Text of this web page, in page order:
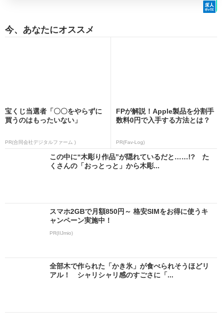
今、あなたにオススメ
宝くじ当選者「〇〇をやらずに
買うのはもったいない」
PR(合同会社デジタルファーム )
FPが解説！Apple製品を分割手
数料0円で入手する方法とは？
PR(Fav-Log)
この中に“木彫り作品”が隠れているだと……!? た
くさんの「おっとっと」から木彫...
スマホ2GBで月額850円～ 格安SIMをお得に使うキ
ャンペーン実施中！
PR(IIJmio)
全部木で作られた「かき氷」が食べられそうほどリ
アル！ シャリシャリ感のすごさに「...